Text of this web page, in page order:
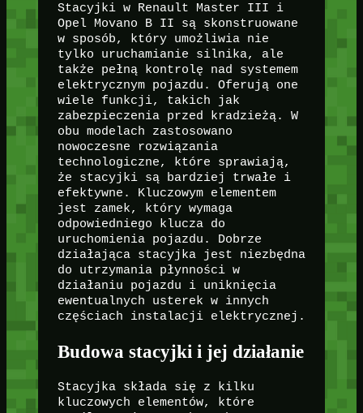
Stacyjki w Renault Master III i
Opel Movano B II są skonstruowane
w sposób, który umożliwia nie
tylko uruchamianie silnika, ale
także pełną kontrolę nad systemem
elektrycznym pojazdu. Oferują one
wiele funkcji, takich jak
zabezpieczenia przed kradzieżą. W
obu modelach zastosowano
nowoczesne rozwiązania
technologiczne, które sprawiają,
że stacyjki są bardziej trwałe i
efektywne. Kluczowym elementem
jest zamek, który wymaga
odpowiedniego klucza do
uruchomienia pojazdu. Dobrze
działająca stacyjka jest niezbędna
do utrzymania płynności w
działaniu pojazdu i uniknięcia
ewentualnych usterek w innych
częściach instalacji elektrycznej.
Budowa stacyjki i jej działanie
Stacyjka składa się z kilku
kluczowych elementów, które